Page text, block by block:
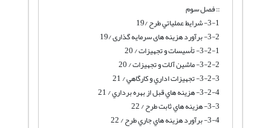
:: فصل سوم
3-1- شرايط عملياتي طرح /19
3-2- برآورد هزینه های سرمایه گذاری /19
3-2-1- تأسيسات و تجهيزات / 20
3-2-2- ماشین آلات و تجهیزات / 20
3-2-3- تجهيزات اداري و كارگاهي / 21
3-2-4- هزينه هاي قبل از بهره برداري / 21
3-3- هزينه هاي ثابت طرح / 22
3-4- برآورد هزينه هاي جاري طرح / 22